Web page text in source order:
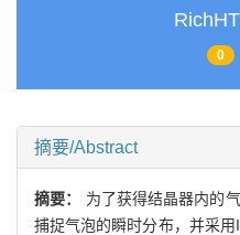
0
摘要/Abstract
摘要： 为了获得结晶器内的
捕捉气泡的瞬时分布，并采